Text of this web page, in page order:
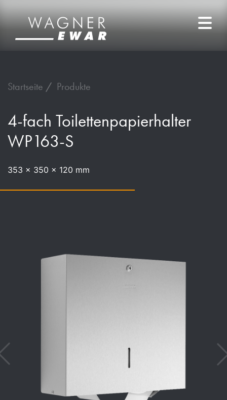
Startseite Produkte
4-fach Toilettenpapierhalter
WP163-S
353 x 350 x 120 mm